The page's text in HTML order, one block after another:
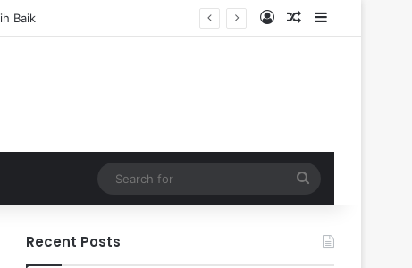
Log InRandom Article
Sidebar
for
Recent Posts